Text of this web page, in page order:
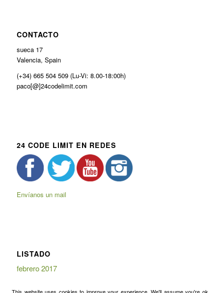
CONTACTO
sueca 17
Valencia, Spain
(+34) 665 504 509 (Lu-Vi: 8.00-18:00h)
paco[@]24codelimit.com
24 CODE LIMIT EN REDES
Envíanos un mail
LISTADO
febrero 2017